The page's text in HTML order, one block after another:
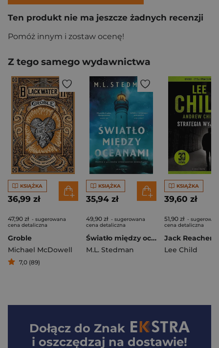
Ten produkt nie ma jeszcze żadnych recenzji
Pomóż innym i zostaw ocenę!
Z tego samego wydawnictwa
KSIĄŻKA
36,99 zł
47,90 zł - sugerowana
cena detaliczna
Groble
Michael McDowell
7,0 (89)
KSIĄŻKA
35,94 zł
49,90 zł - sugerowana
cena detaliczna
Światło między oceanami (okładka miękka)
M.L. Stedman
KSIĄŻKA
39,60 zł
51,90 zł -
cena detaliczna
Lee Child
Dołącz do Znak
i oszczędzaj na dostawie!